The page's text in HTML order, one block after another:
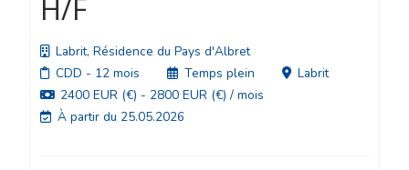
H/F
Labrit, Résidence du Pays d'Albret
CDD - 12 mois Temps plein
Labrit
2400 EUR (€) - 2800 EUR (€) / mois
À partir du 25.05.2026